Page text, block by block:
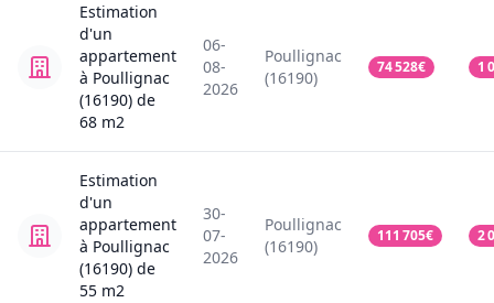
Estimation
d'un
appartement
à Poullignac
(16190) de
68 m2
06-
08-
2026
Poullignac
(16190)
74 528€ 1
Estimation
d'un
appartement
à Poullignac
(16190) de
55 m2
30-
07-
2026
Poullignac
(16190)
111 705€ 2